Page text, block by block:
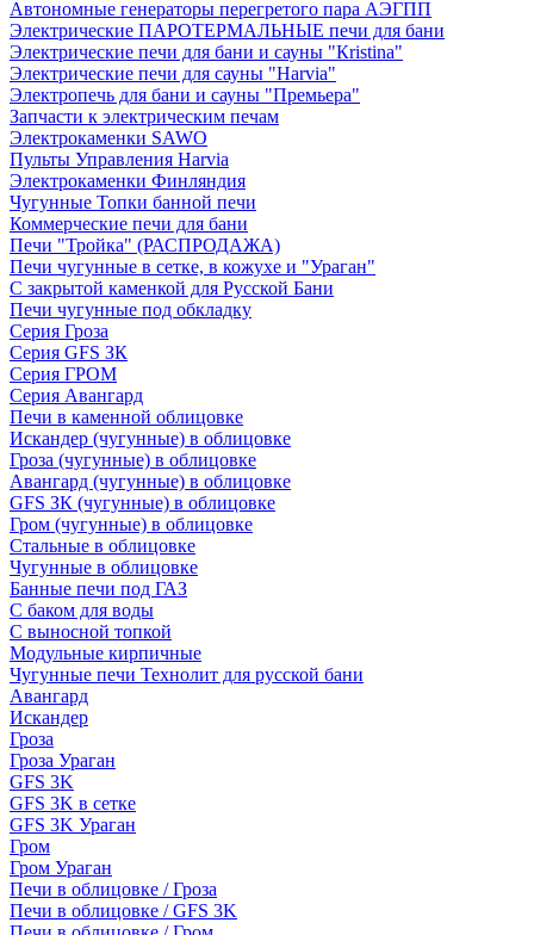
Автономные генераторы перегретого пара АЭГПП
Электрические ПАРОТЕРМАЛЬНЫЕ печи для бани
Электрические печи для бани и сауны "Кristina"
Электрические печи для сауны "Harvia"
Электропечь для бани и сауны "Премьера"
Запчасти к электрическим печам
Электрокаменки SAWO
Пульты Управления Harvia
Электрокаменки Финляндия
Чугунные Топки банной печи
Коммерческие печи для бани
Печи "Тройка" (РАСПРОДАЖА)
Печи чугунные в сетке, в кожухе и "Ураган"
С закрытой каменкой для Русской Бани
Печи чугунные под обкладку
Серия Гроза
Серия GFS ЗК
Серия ГРОМ
Серия Авангард
Печи в каменной облицовке
Искандер (чугунные) в облицовке
Гроза (чугунные) в облицовке
Авангард (чугунные) в облицовке
GFS ЗК (чугунные) в облицовке
Гром (чугунные) в облицовке
Стальные в облицовке
Чугунные в облицовке
Банные печи под ГАЗ
С баком для воды
С выносной топкой
Модульные кирпичные
Чугунные печи Технолит для русской бани
Авангард
Искандер
Гроза
Гроза Ураган
GFS 3K
GFS 3K в сетке
GFS 3K Ураган
Гром
Гром Ураган
Печи в облицовке / Гроза
Печи в облицовке / GFS 3K